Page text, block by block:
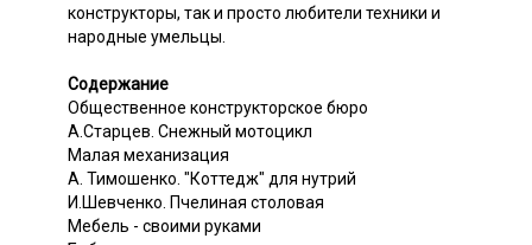
конструкторы, так и просто любители техники и
народные умельцы.
Содержание
Общественное конструкторское бюро
А.Старцев. Снежный мотоцикл
Малая механизация
A. Тимошенко. "Коттедж" для нутрий
И.Шевченко. Пчелиная столовая
Мебель - своими руками